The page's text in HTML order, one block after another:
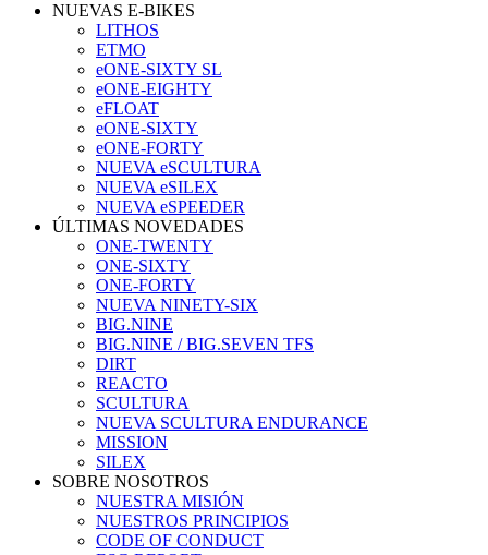
NUEVAS E-BIKES
LITHOS
ETMO
eONE-SIXTY SL
eONE-EIGHTY
eFLOAT
eONE-SIXTY
eONE-FORTY
NUEVA eSCULTURA
NUEVA eSILEX
NUEVA eSPEEDER
ÚLTIMAS NOVEDADES
ONE-TWENTY
ONE-SIXTY
ONE-FORTY
NUEVA NINETY-SIX
BIG.NINE
BIG.NINE / BIG.SEVEN TFS
DIRT
REACTO
SCULTURA
NUEVA SCULTURA ENDURANCE
MISSION
SILEX
SOBRE NOSOTROS
NUESTRA MISIÓN
NUESTROS PRINCIPIOS
CODE OF CONDUCT